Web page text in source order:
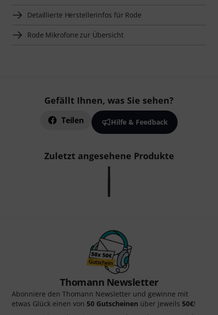
Detaillierte Herstellerinfos für Rode
Rode Mikrofone zur Übersicht
Gefällt Ihnen, was Sie sehen?
Teilen Hilfe & Feedback
Zuletzt angesehene Produkte
Thomann Newsletter
Abonniere den Thomann Newsletter und gewinne mit
etwas Glück einen von 50 Gutscheinen über jeweils 50€!